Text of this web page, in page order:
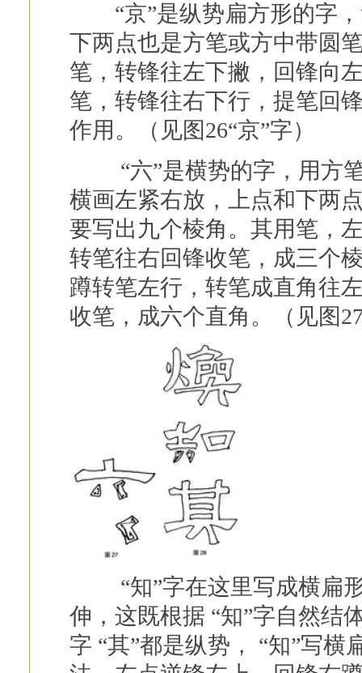
“京”是纵势扁方形的字，
下两点也是方笔或方中带圆
笔，转锋往左下撇，回锋向
笔，转锋往右下行，提笔回
作用。（见图26“京”字）
“六”是横势的字，用方笔
横画左紧右放，上点和下两
要写出九个棱角。其用笔，
转笔往右回锋收笔，成三个
蹲转笔左行，转笔成直角往
收笔，成六个直角。（见图
“知”字在这里写成横扁形
伸，这既根据 “知”字自然结
字 “其”都是纵势， “知”写